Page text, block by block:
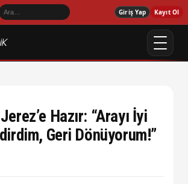
Giriş Yap Kayıt Ol
Hazır: “Arayı İyi
Geri Dönüyorum!”